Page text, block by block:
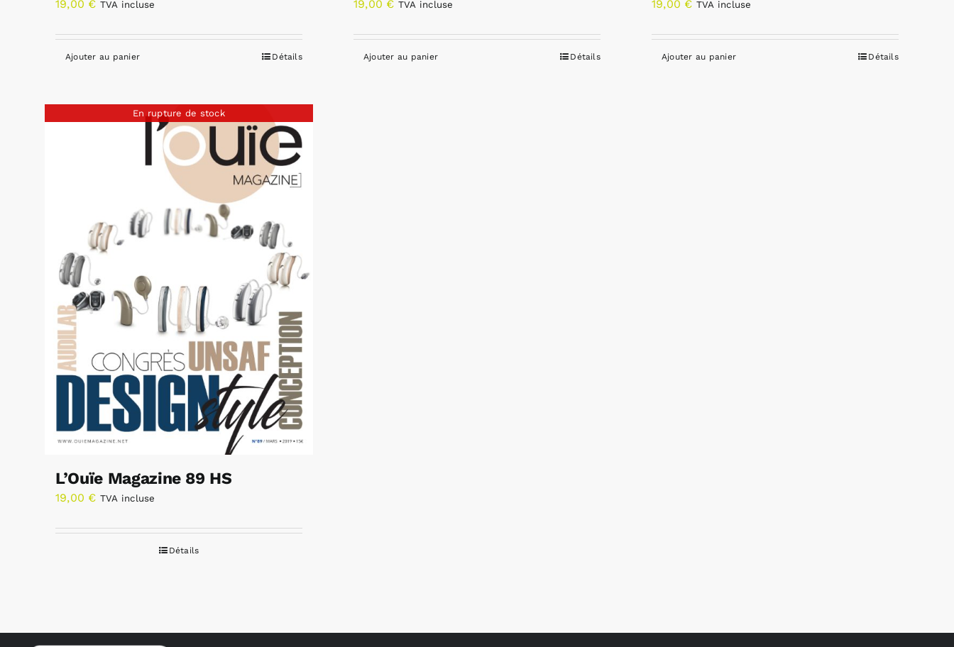
19,00 € TVA incluse
Ajouter au panier Détails
19,00 € TVA incluse
Ajouter au panier Détails
19,00 € TVA incluse
Ajouter au panier Détails
En rupture de stock
L’Ouïe Magazine 89 HS
19,00 € TVA incluse
Détails